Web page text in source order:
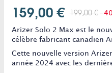
199,00 € -
159,00 €
Arizer Solo 2 Max est le
célèbre fabricant canadien
Cette nouvelle version
année 2024 avec les